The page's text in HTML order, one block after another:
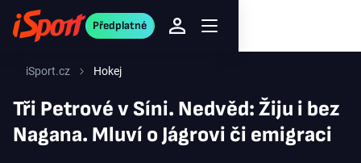
Předplatné
iSport.cz Hokej
Tři Petrové v Síni. Nedvěd: Žiju i bez
Nagana. Mluví o Jágrovi či emigraci